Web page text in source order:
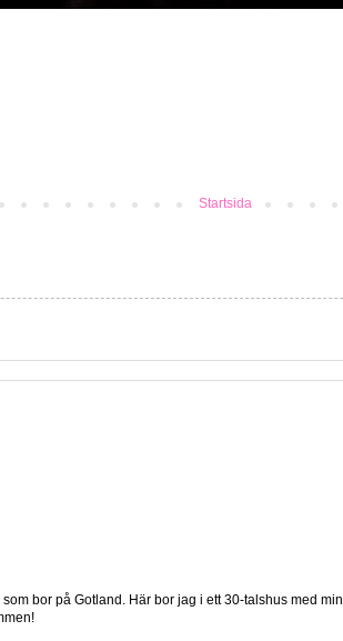
Startsida
som bor på Gotland. Här bor jag i ett 30-talshus med